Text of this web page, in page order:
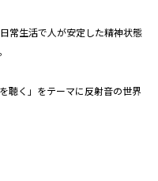
常生活で人が安定した精神状態
聴く」をテーマに反射音の世界